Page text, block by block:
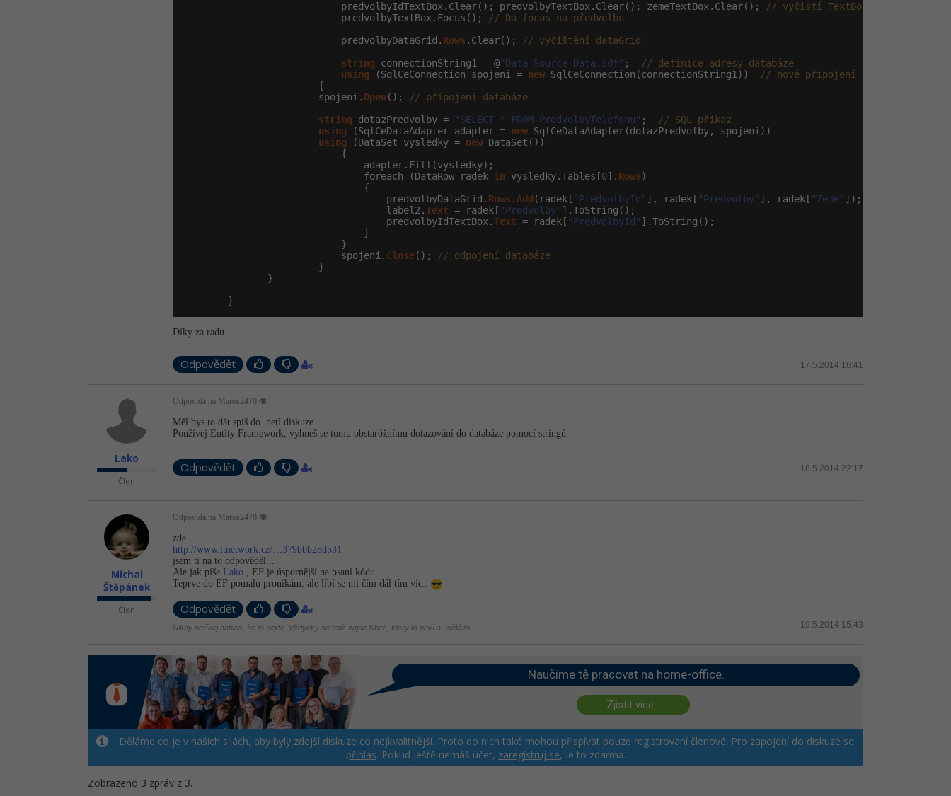
                            predvolbyIdTextBox.Clear(); predvolbyTextBox.Clear(); zemeTextBox.Clear();
// vyčistí TextBox
                            predvolbyTextBox.Focus();
// Dá focus na předvolbu
                            predvolbyDataGrid.
Rows .Clear();
// vyčištění dataGrid
string connectionString1 = @"Data Source=Data.sdf" ;
// definice adresy databáze
using (SqlCeConnection spojeni = new SqlCeConnection(connectionString1))
// nové připojení
                        {
                        spojeni.
Open ();
// připojení databáze
string dotazPredvolby = "SELECT * FROM PredvolbyTelefonu" ;
// SQL příkaz
using (SqlCeDataAdapter adapter = new SqlCeDataAdapter(dotazPredvolby, spojeni))
using (DataSet vysledky = new DataSet())
                            {
                                adapter.Fill(vysledky);
                                foreach (DataRow radek
in vysledky.Tables[0]. Rows)
                                {
                                    predvolbyDataGrid.
Rows . Add (radek[ "PredvolbyId" ], radek[ "Predvolby" ], radek[ "Zeme" ]);
                                    label2.
Text = radek[ "Predvolby" ].ToString();
                                    predvolbyIdTextBox.
Text = radek[ "PredvolbyId" ].ToString();
                                }
                            }
                            spojeni.
Close();
// odpojení databáze
                        }
               }
        }
Díky za radu
Odpovědět 17.5.2014 16:41
Lako
Člen
Odpovídá na Maros2470
Měl bys to dát spíš do .netí diskuze..
Používej Entity Framework, vyhneš se tomu obstaróžnímu dotazování do databáze pomocí stringů.
Odpovědět 18.5.2014 22:17
Michal
Štěpánek
Člen
Odpovídá na Maros2470
zde
http://www.itnetwork.cz/…379bbb28d531
jsem ti na to odpověděl...
Ale jak píše Lako , EF je úspornější na psaní kódu...
Teprve do EF pomalu pronikám, ale líbí se mi čím dál tím víc..
Odpovědět
19.5.2014 15:43
Nikdy neříkej nahlas, že to nejde. Vždycky se totiž najde blbec, který to neví a udělá to...
Naučíme tě pracovat na home-office.
Zjistit více...
Děláme co je v našich silách, aby byly zdejší diskuze co nejkvalitnější. Proto do nich také mohou přispívat pouze registrovaní členové. Pro zapojení do diskuze se
přihlas. Pokud ještě nemáš účet, zaregistruj se, je to zdarma.
Zobrazeno 3 zpráv z 3.